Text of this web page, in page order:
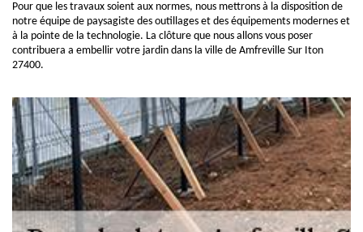
Pour que les travaux soient aux normes, nous mettrons à la disposition de
notre équipe de paysagiste des outillages et des équipements modernes et
à la pointe de la technologie. La clôture que nous allons vous poser
contribuera a embellir votre jardin dans la ville de Amfreville Sur Iton
27400.